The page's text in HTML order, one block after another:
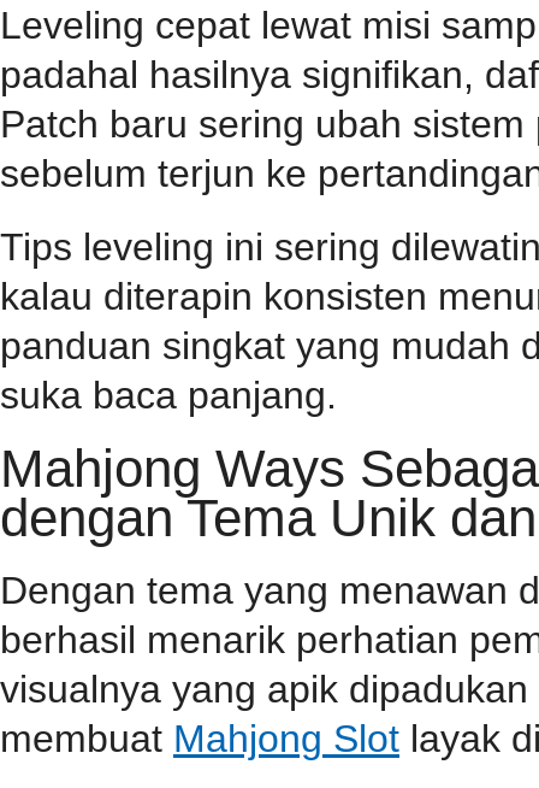
Leveling cepat lewat misi
padahal hasilnya signifikan,
Patch baru sering ubah
sebelum terjun ke
Tips leveling ini sering
kalau diterapin konsisten
panduan singkat yang mudah
suka baca panjang.
Mahjong Ways
dengan Tema Unik
Dengan tema yang menawan
berhasil menarik perhatian
visualnya yang apik
membuat Mahjong Slot layak